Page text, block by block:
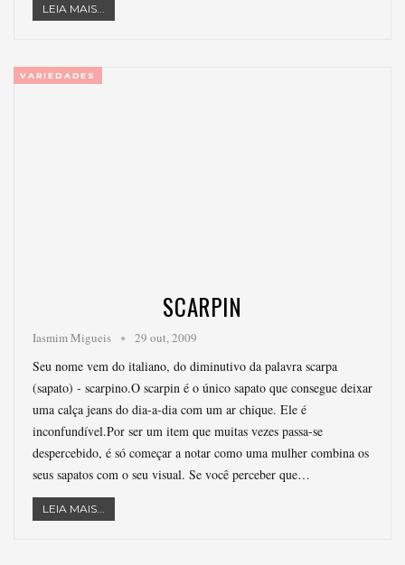
LEIA MAIS...
VARIEDADES
SCARPIN
Iasmim Migueis 29 out, 2009
Seu nome vem do italiano, do diminutivo da palavra scarpa
(sapato) - scarpino.O scarpin é o único sapato que consegue deixar
uma calça jeans do dia-a-dia com um ar chique. Ele é
inconfundível.Por ser um item que muitas vezes passa-se
despercebido, é só começar a notar como uma mulher combina os
seus sapatos com o seu visual. Se você perceber que…
LEIA MAIS...